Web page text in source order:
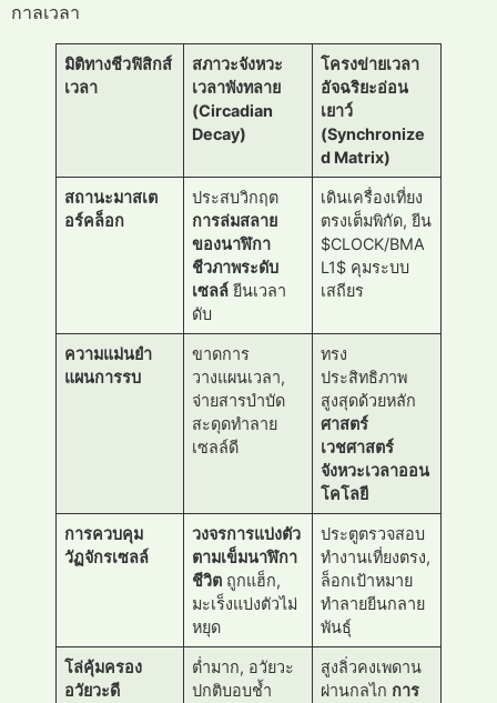
กาลเวลา
มิติทางชีวฟิสิกส์
เวลา
สภาวะจังหวะ
เวลาพังทลาย
(Circadian
Decay)
โครงข่ายเวลา
อัจฉริยะอ่อน
เยาว์
(Synchronize
d Matrix)
สถานะมาสเต
อร์คล็อก
ประสบวิกฤต
การล่มสลาย
ของนาฬิกา
ชีวภาพระดับ
เซลล์ ยีนเวลา
ดับ
เดินเครื่องเที่ยง
ตรงเต็มพิกัด, ยีน
$CLOCK/BMA
L1$ คุมระบบ
เสถียร
ความแม่นยำ
แผนการรบ
ขาดการ
วางแผนเวลา,
จ่ายสารบำบัด
สะดุดทำลาย
เซลล์ดี
ทรง
ประสิทธิภาพ
สูงสุดด้วยหลัก
ศาสตร์
เวชศาสตร์
จังหวะเวลาออน
โคโลยี
การควบคุม
วัฏจักรเซลล์
วงจรการแบ่งตัว
ตามเข็มนาฬิกา
ชีวิต ถูกแฮ็ก,
มะเร็งแบ่งตัวไม่
หยุด
ประตูตรวจสอบ
ทำงานเที่ยงตรง,
ล็อกเป้าหมาย
ทำลายยีนกลาย
พันธุ์
โล่คุ้มครอง
อวัยวะดี
ต่ำมาก, อวัยวะ
ปกติบอบช้ำ
สูงลิ่วคงเพดาน
ผ่านกลไก การ